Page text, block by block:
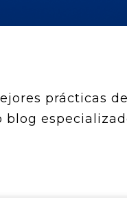
prácticas
blog